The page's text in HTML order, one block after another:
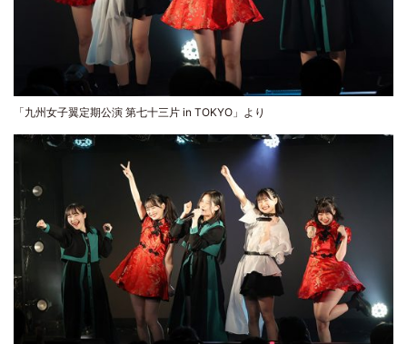
「九州女子翼定期公演 第七十三片 in TOKYO」より